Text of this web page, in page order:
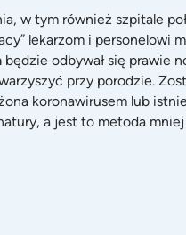
w tym również szpitale
lekarzom i personelowi
będzie odbywał się prawie
przy porodzie.
koronawirusem lub
a jest to metoda